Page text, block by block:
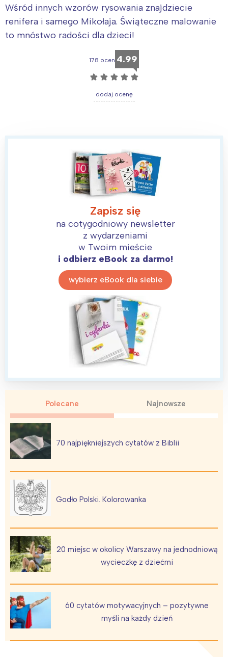
Wśród innych wzorów rysowania znajdziecie
renifera i samego Mikołaja. Świąteczne malowanie
to mnóstwo radości dla dzieci!
178 ocen 4.99
☆ ☆ ☆ ☆ ☆
dodaj ocenę
Zapisz się
na cotygodniowy newsletter
z wydarzeniami
w Twoim mieście
i odbierz eBook za darmo!
wybierz eBook dla siebie
Polecane Najnowsze
70 najpiękniejszych cytatów z Biblii
Godło Polski. Kolorowanka
20 miejsc w okolicy Warszawy na jednodniową
wycieczkę z dziećmi
60 cytatów motywacyjnych – pozytywne
myśli na każdy dzień